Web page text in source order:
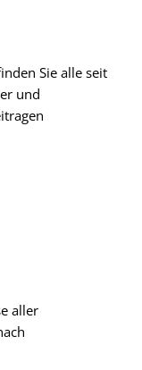
Sie alle seit
und
aller